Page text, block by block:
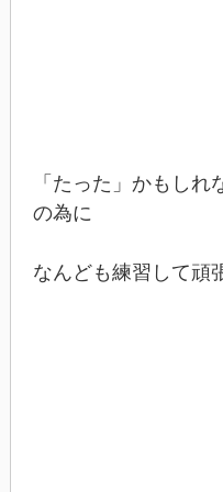
「たった」かもしれ
の為に
なんども練習して頑